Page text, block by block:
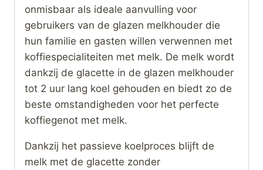
onmisbaar als ideale aanvulling voor
gebruikers van de glazen melkhouder die
hun familie en gasten willen verwennen met
koffiespecialiteiten met melk. De melk wordt
dankzij de glacette in de glazen melkhouder
tot 2 uur lang koel gehouden en biedt zo de
beste omstandigheden voor het perfecte
koffiegenot met melk.
Dankzij het passieve koelproces blijft de
melk met de glacette zonder